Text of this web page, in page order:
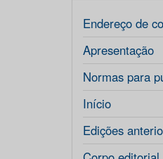
Endereço de
Apresentação
Normas para
Início
Edições